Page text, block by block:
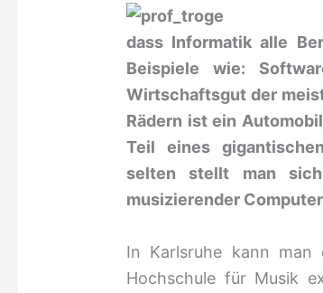
dass Informatik alle
Beispiele wie:
Wirtschaftsgut der
Rädern ist ein
Teil eines
selten stellt man
musizierender
In Karlsruhe kann
Hochschule für Musik